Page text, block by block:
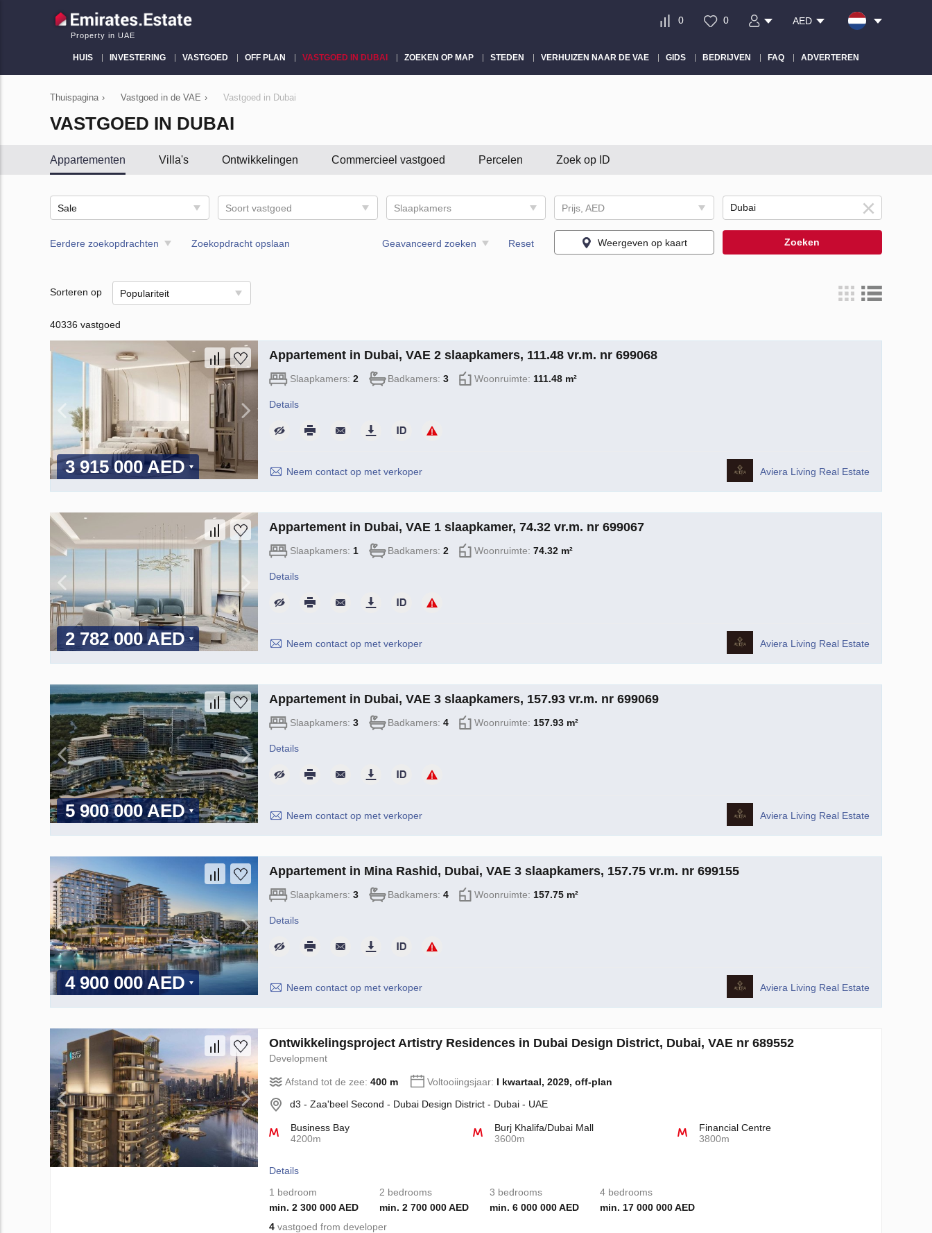
Property in UAE
0 0 AED
HUIS INVESTERING VASTGOED OFF PLAN VASTGOED IN DUBAI ZOEKEN OP MAP STEDEN VERHUIZEN NAAR DE VAE GIDS BEDRIJVEN FAQ ADVERTEREN
Thuispagina › Vastgoed in de VAE › Vastgoed in Dubai
VASTGOED IN DUBAI
Appartementen Villa's Ontwikkelingen Commercieel vastgoed Percelen Zoek op ID
Sale Soort vastgoed Slaapkamers Prijs, AED
Eerdere zoekopdrachten Zoekopdracht opslaan Geavanceerd zoeken Reset Weergeven op kaart Zoeken
Sorteren op Populariteit
40336 vastgoed
3 915 000 AED
Appartement in Dubai, VAE 2 slaapkamers, 111.48 vr.m. nr 699068
Slaapkamers: 2 Badkamers: 3 Woonruimte: 111.48 m²
Details
Neem contact op met verkoper Aviera Living Real Estate
2 782 000 AED
Appartement in Dubai, VAE 1 slaapkamer, 74.32 vr.m. nr 699067
Slaapkamers: 1 Badkamers: 2 Woonruimte: 74.32 m²
Details
Neem contact op met verkoper Aviera Living Real Estate
5 900 000 AED
Appartement in Dubai, VAE 3 slaapkamers, 157.93 vr.m. nr 699069
Slaapkamers: 3 Badkamers: 4 Woonruimte: 157.93 m²
Details
Neem contact op met verkoper Aviera Living Real Estate
4 900 000 AED
Appartement in Mina Rashid, Dubai, VAE 3 slaapkamers, 157.75 vr.m. nr 699155
Slaapkamers: 3 Badkamers: 4 Woonruimte: 157.75 m²
Details
Neem contact op met verkoper Aviera Living Real Estate
Ontwikkelingsproject Artistry Residences in Dubai Design District, Dubai, VAE nr 689552
Development
Afstand tot de zee: 400 m Voltooiingsjaar: I kwartaal, 2029, off-plan
d3 - Zaa'beel Second - Dubai Design District - Dubai - UAE
Business Bay
4200m
Burj Khalifa/Dubai Mall
3600m
Financial Centre
3800m
Details
1 bedroom
min. 2 300 000 AED
2 bedrooms
min. 2 700 000 AED
3 bedrooms
min. 6 000 000 AED
4 bedrooms
min. 17 000 000 AED
4vastgoed from developer